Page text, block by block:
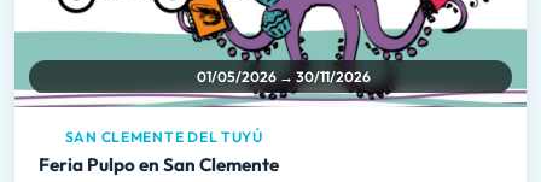
01/05/2026 → 30/11/2026
SAN CLEMENTE DEL TUYÚ
Feria Pulpo en San Clemente